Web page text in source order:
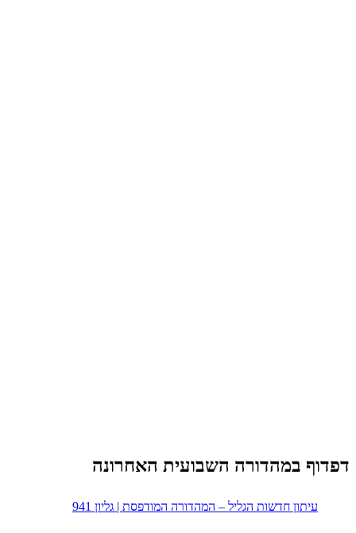
דפדוף במהדורה השבועית האחרונה
עיתון חדשות הגליל – המהדורה המודפסת | גליון 941